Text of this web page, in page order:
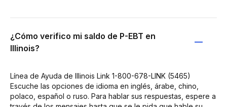
¿Cómo verifico mi saldo de P-EBT en
Illinois?
Línea de Ayuda de Illinois Link 1-800-678-LINK (5465)
Escuche las opciones de idioma en inglés, árabe, chino,
polaco, español o ruso. Para hablar sus respuestas, espere a